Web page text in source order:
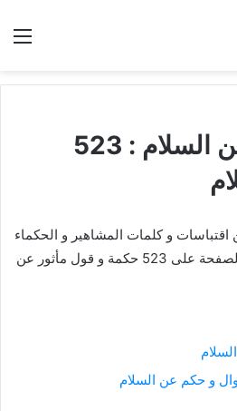
بحث
حكم و أقوال عن السلام : 523
و كلمات المشاهير و الحكماء
قمنا بجمعها بعناية . تحتوي الصفحة على 523 حكمة و قول مأثور عن